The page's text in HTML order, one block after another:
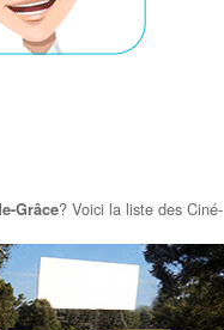
Grâce? Voici la liste des Ciné-